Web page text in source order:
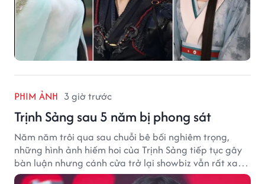
PHIM ẢNH 3 giờ trước
Trịnh Sảng sau 5 năm bị phong sát
Năm năm trôi qua sau chuỗi bê bối nghiêm trọng,
những hình ảnh hiếm hoi của Trịnh Sảng tiếp tục gây
bàn luận nhưng cánh cửa trở lại showbiz vẫn rất xa
vời.